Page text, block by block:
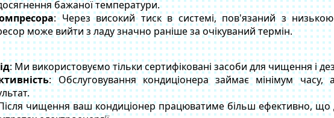
бажаної температури.
: Через високий тиск в системі, пов'язаний з
може вийти з ладу значно раніше за очікуваний термін.
: Ми використовуємо тільки сертифіковані засоби для чищення і
: Обслуговування кондиціонера займає мінімум часу,
чищення ваш кондиціонер працюватиме більш ефективно, що